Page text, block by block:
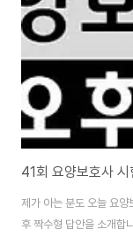
41회 요양보호사
제가 아는 분도 오늘 요
후 짝수형 답안을 소개합